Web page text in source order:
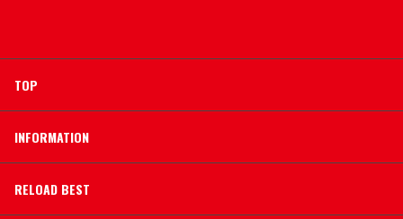
TOP
INFORMATION
RELOAD BEST